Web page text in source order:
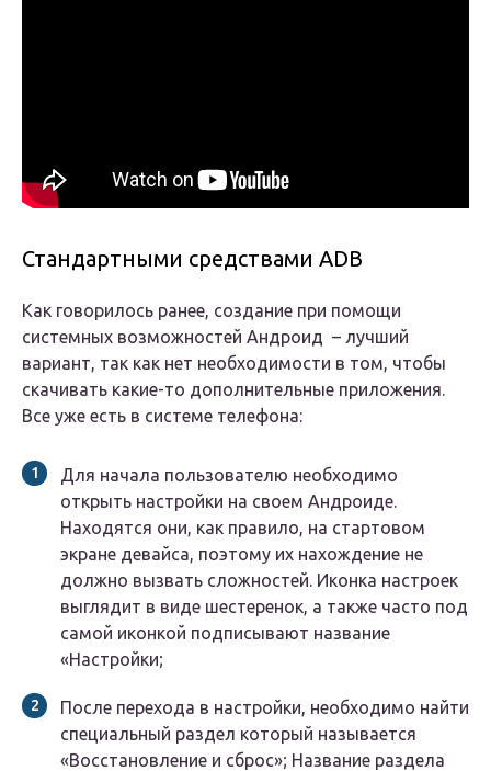
Стандартными средствами ADB
Как говорилось ранее, создание при помощи
системных возможностей Андроид – лучший
вариант, так как нет необходимости в том, чтобы
скачивать какие-то дополнительные приложения.
Все уже есть в системе телефона:
Для начала пользователю необходимо
открыть настройки на своем Андроиде.
Находятся они, как правило, на стартовом
экране девайса, поэтому их нахождение не
должно вызвать сложностей. Иконка настроек
выглядит в виде шестеренок, а также часто под
самой иконкой подписывают название
«Настройки;
После перехода в настройки, необходимо найти
специальный раздел который называется
«Восстановление и сброс»; Название раздела